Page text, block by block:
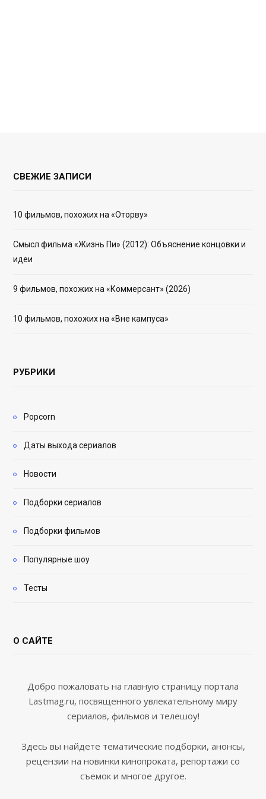
СВЕЖИЕ ЗАПИСИ
10 фильмов, похожих на «Оторву»
Смысл фильма «Жизнь Пи» (2012): Объяснение концовки и
идеи
9 фильмов, похожих на «Коммерсант» (2026)
10 фильмов, похожих на «Вне кампуса»
РУБРИКИ
Popcorn
Даты выхода сериалов
Новости
Подборки сериалов
Подборки фильмов
Популярные шоу
Тесты
О САЙТЕ
Добро пожаловать на главную страницу портала
Lastmag.ru, посвященного увлекательному миру
сериалов, фильмов и телешоу!
Здесь вы найдете тематические подборки, анонсы,
рецензии на новинки кинопроката, репортажи со
съемок и многое другое.